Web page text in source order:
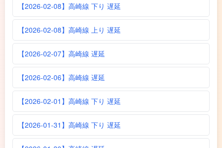
【2026-02-08】高崎線 下り 遅延
【2026-02-08】高崎線 上り 遅延
【2026-02-07】高崎線 遅延
【2026-02-06】高崎線 遅延
【2026-02-01】高崎線 下り 遅延
【2026-01-31】高崎線 下り 遅延